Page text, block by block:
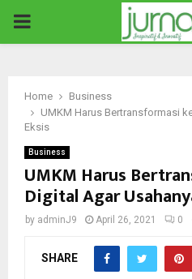
PRIMARY
Home
Business
UMKM Harus Bertransformasi
Eksis
Business
UMKM Harus
Digital Agar
by adminJ9 April 26, 2021 0
SHARE